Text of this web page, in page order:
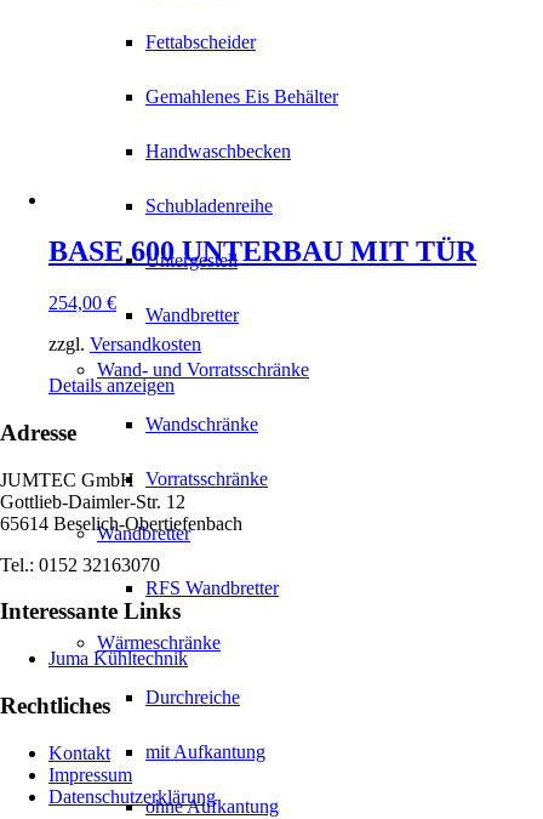
Fettabscheider
Gemahlenes Eis Behälter
Handwaschbecken
Schubladenreihe
Untergestell
Wandbretter
Wand- und Vorratsschränke
Wandschränke
Vorratsschränke
Wandbretter
RFS Wandbretter
Wärmeschränke
Durchreiche
mit Aufkantung
ohne Aufkantung
BASE 600 UNTERBAU MIT TÜR
254,00 €
zzgl. Versandkosten
Details anzeigen
Adresse
JUMTEC GmbH
Gottlieb-Daimler-Str. 12
65614 Beselich-Obertiefenbach
Tel.: 0152 32163070
Interessante Links
Juma Kühltechnik
Rechtliches
Kontakt
Impressum
Datenschutzerklärung